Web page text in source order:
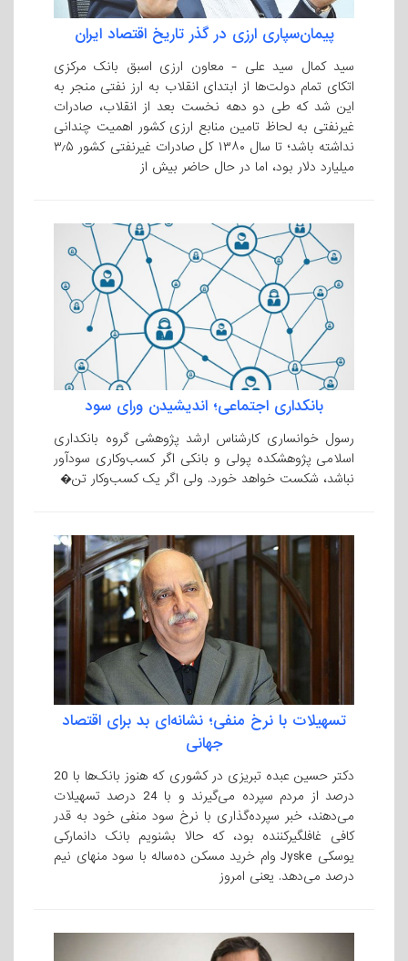
پیمان‌سپاری ارزی در گذر تاریخ اقتصاد ایران
سید کمال سید علی - معاون ارزی اسبق بانک مرکزی
اتکای تمام دولت‌ها از ابتدای انقلاب به ارز نفتی منجر به
این شد که طی دو دهه نخست بعد از انقلاب، صادرات
غیرنفتی به لحاظ تامین منابع ارزی کشور اهمیت چندانی
نداشته باشد؛ تا سال ۱۳۸۰ کل صادرات غیرنفتی کشور ۳٫۵
میلیارد دلار بود، اما در حال حاضر بیش از
بانکداری اجتماعی؛ اندیشیدن ورای سود
رسول خوانساری کارشناس ارشد پژوهشی گروه بانکداری
اسلامی پژوهشکده پولی و بانکی اگر کسب‌وکاری سودآور
نباشد، شکست خواهد خورد. ولی اگر یک کسب‌وکار تن�
تسهیلات با نرخ منفی؛ نشانه‌ای بد برای اقتصاد
جهانی
دکتر حسین عبده تبریزی در کشوری که هنوز بانک‌ها با 20
درصد از مردم سپرده می‌گیرند و با 24 درصد تسهیلات
می‌دهند، خبر سپرده‌گذاری با نرخ سود منفی خود به قدر
کافی غافلگیرکننده بود، که حالا بشنویم بانک دانمارکی
یوسکی Jyske وام خرید مسکن ده‌ساله با سود منهای نیم
درصد می‌دهد. یعنی امروز